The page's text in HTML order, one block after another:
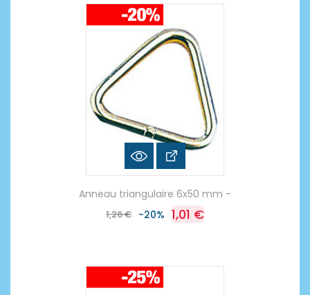
Anneau triangulaire 6x50 mm -
1,26 € -20% 1,01 €